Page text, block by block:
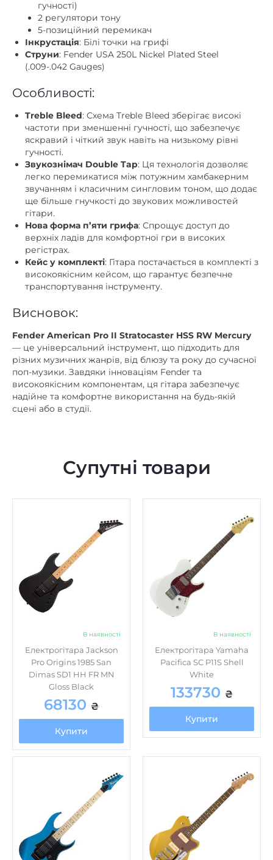
гучності)
2 регулятори тону
5-позиційний перемикач
Інкрустація: Білі точки на грифі
Струни: Fender USA 250L Nickel Plated Steel
(.009-.042 Gauges)
Особливості:
Treble Bleed: Схема Treble Bleed зберігає високі
частоти при зменшенні гучності, що забезпечує
яскравий і чіткий звук навіть на низькому рівні
гучності.
Звукознімач Double Tap: Ця технологія дозволяє
легко перемикатися між потужним хамбакерним
звучанням і класичним сингловим тоном, що додає
ще більше гнучкості до звукових можливостей
гітари.
Нова форма п’яти грифа: Спрощує доступ до
верхніх ладів для комфортної гри в високих
регістрах.
Кейс у комплекті: Гітара постачається в комплекті з
високоякісним кейсом, що гарантує безпечне
транспортування інструменту.
Висновок:
Fender American Pro II Stratocaster HSS RW Mercury
— це універсальний інструмент, що підходить для
різних музичних жанрів, від блюзу та року до сучасної
поп-музики. Завдяки інноваціям Fender та
високоякісним компонентам, ця гітара забезпечує
надійне та комфортне використання на будь-якій
сцені або в студії.
Супутні товари
В наявності
Електрогітара Jackson
Pro Origins 1985 San
Dimas SD1 HH FR MN
Gloss Black
68130 ₴
Купити
В наявності
Електрогітара Yamaha
Pacifica SC P11S Shell
White
133730 ₴
Купити